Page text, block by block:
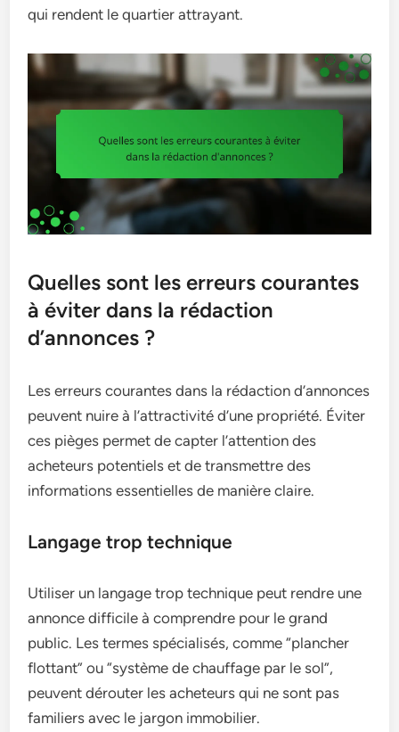
qui rendent le quartier attrayant.
Quelles sont les erreurs courantes
à éviter dans la rédaction
d’annonces ?
Les erreurs courantes dans la rédaction d’annonces
peuvent nuire à l’attractivité d’une propriété. Éviter
ces pièges permet de capter l’attention des
acheteurs potentiels et de transmettre des
informations essentielles de manière claire.
Langage trop technique
Utiliser un langage trop technique peut rendre une
annonce difficile à comprendre pour le grand
public. Les termes spécialisés, comme “plancher
flottant” ou “système de chauffage par le sol”,
peuvent dérouter les acheteurs qui ne sont pas
familiers avec le jargon immobilier.